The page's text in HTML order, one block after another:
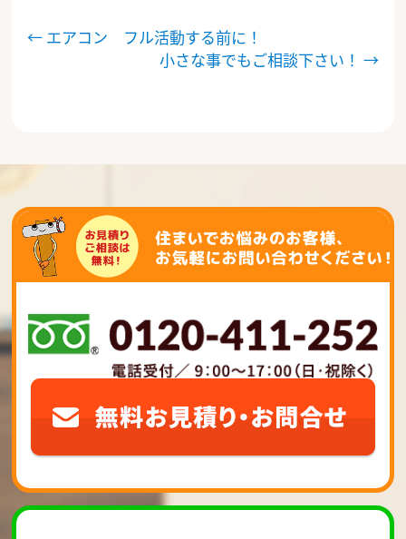
稿
シ
ョ
ン
← エアコン フル活動する前に！
小さな事でもご相談下さい！ →